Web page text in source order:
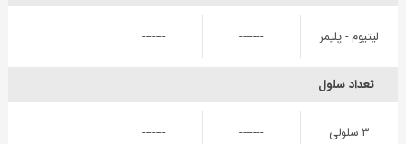
لیتیوم - پلیمر -------
-------
تعداد سلول
۳ سلولی -------
-------